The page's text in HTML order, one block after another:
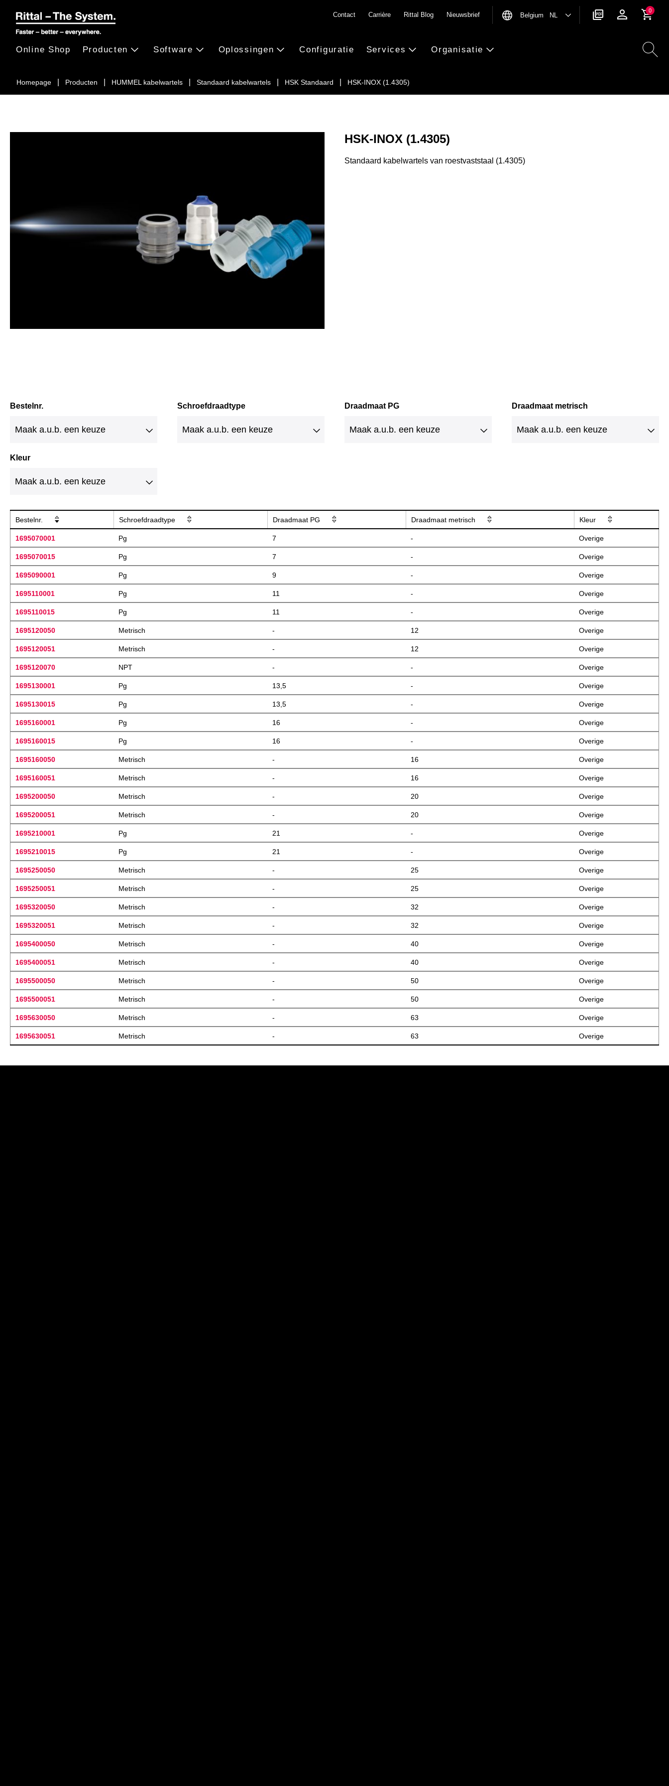
Homepage Producten HUMMEL kabelwartels Standaard kabelwartels HSK Standaard HSK-INOX (1.4305)
Online Shop Producten Software Oplossingen Configuratie Services Organisatie
Contact Carrière Rittal Blog Nieuwsbrief Belgium NL
0
HSK-INOX (1.4305)
Standaard kabelwartels van roestvaststaal (1.4305)
Bestelnr. Schroefdraadtype Draadmaat PG Draadmaat metrisch
Kleur
Bestelnr. Schroefdraadtype Draadmaat PG Draadmaat metrisch Kleur
1695070001 Pg 7 - Overige
1695070015 Pg 7 - Overige
1695090001 Pg 9 - Overige
1695110001 Pg 11 - Overige
1695110015 Pg 11 - Overige
1695120050 Metrisch - 12 Overige
1695120051 Metrisch - 12 Overige
1695120070 NPT - - Overige
1695130001 Pg 13,5 - Overige
1695130015 Pg 13,5 - Overige
1695160001 Pg 16 - Overige
1695160015 Pg 16 - Overige
1695160050 Metrisch - 16 Overige
1695160051 Metrisch - 16 Overige
1695200050 Metrisch - 20 Overige
1695200051 Metrisch - 20 Overige
1695210001 Pg 21 - Overige
1695210015 Pg 21 - Overige
1695250050 Metrisch - 25 Overige
1695250051 Metrisch - 25 Overige
1695320050 Metrisch - 32 Overige
1695320051 Metrisch - 32 Overige
1695400050 Metrisch - 40 Overige
1695400051 Metrisch - 40 Overige
1695500050 Metrisch - 50 Overige
1695500051 Metrisch - 50 Overige
1695630050 Metrisch - 63 Overige
1695630051 Metrisch - 63 Overige